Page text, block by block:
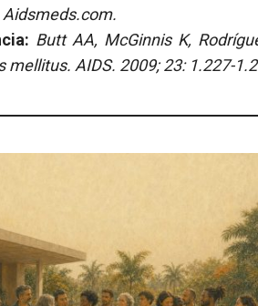
Aidsmeds.com.
Butt AA, McGinnis K,
mellitus. AIDS. 2009; 23: 1.227-